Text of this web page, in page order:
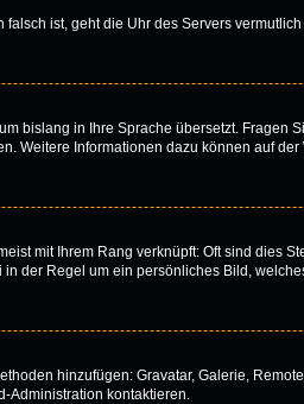
ist, geht die Uhr des Servers
bislang in Ihre Sprache übersetzt. Fragen
Weitere Informationen dazu können auf der
mit Ihrem Rang verknüpft: Oft sind dies
der Regel um ein persönliches Bild,
hinzufügen: Gravatar, Galerie,
Administration kontaktieren.